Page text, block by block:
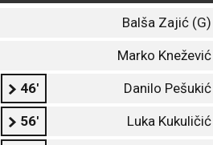
Balša Zajić (G)
Marko Knežević
46' Danilo Pešukić
56' Luka Kukuličić